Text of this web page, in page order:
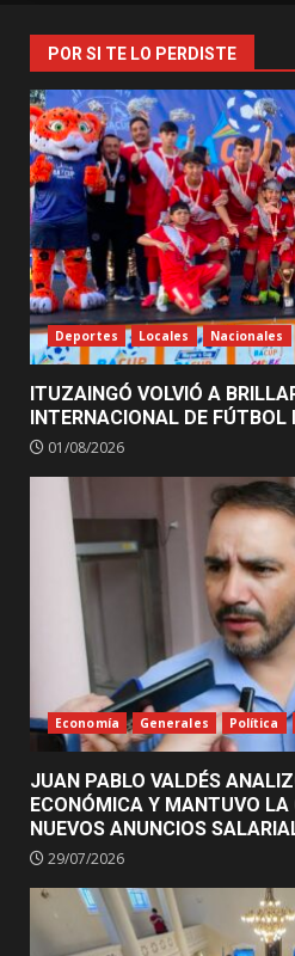
POR SI TE LO PERDISTE
Deportes Locales Nacionales
ITUZAINGÓ VOLVIÓ A
INTERNACIONAL DE FÚTBOL
01/08/2026
Economía Generales Política
JUAN PABLO VALDÉS
ECONÓMICA Y MANTUVO LA
NUEVOS ANUNCIOS
29/07/2026